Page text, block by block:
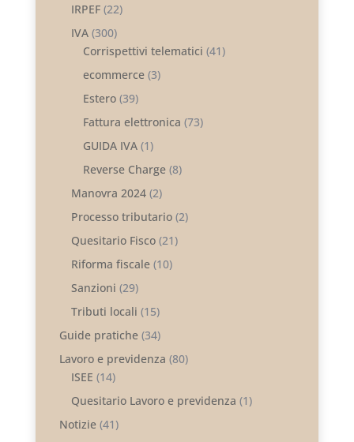
IRPEF(22)
IVA(300)
Corrispettivi telematici (41)
ecommerce(3)
Estero(39)
Fattura elettronica (73)
GUIDA IVA(1)
Reverse Charge(8)
Manovra 2024(2)
Processo tributario(2)
Quesitario Fisco(21)
Riforma fiscale(10)
Sanzioni (29)
Tributi locali (15)
Guide pratiche(34)
Lavoro e previdenza (80)
ISEE (14)
Quesitario Lavoro e previdenza (1)
Notizie(41)